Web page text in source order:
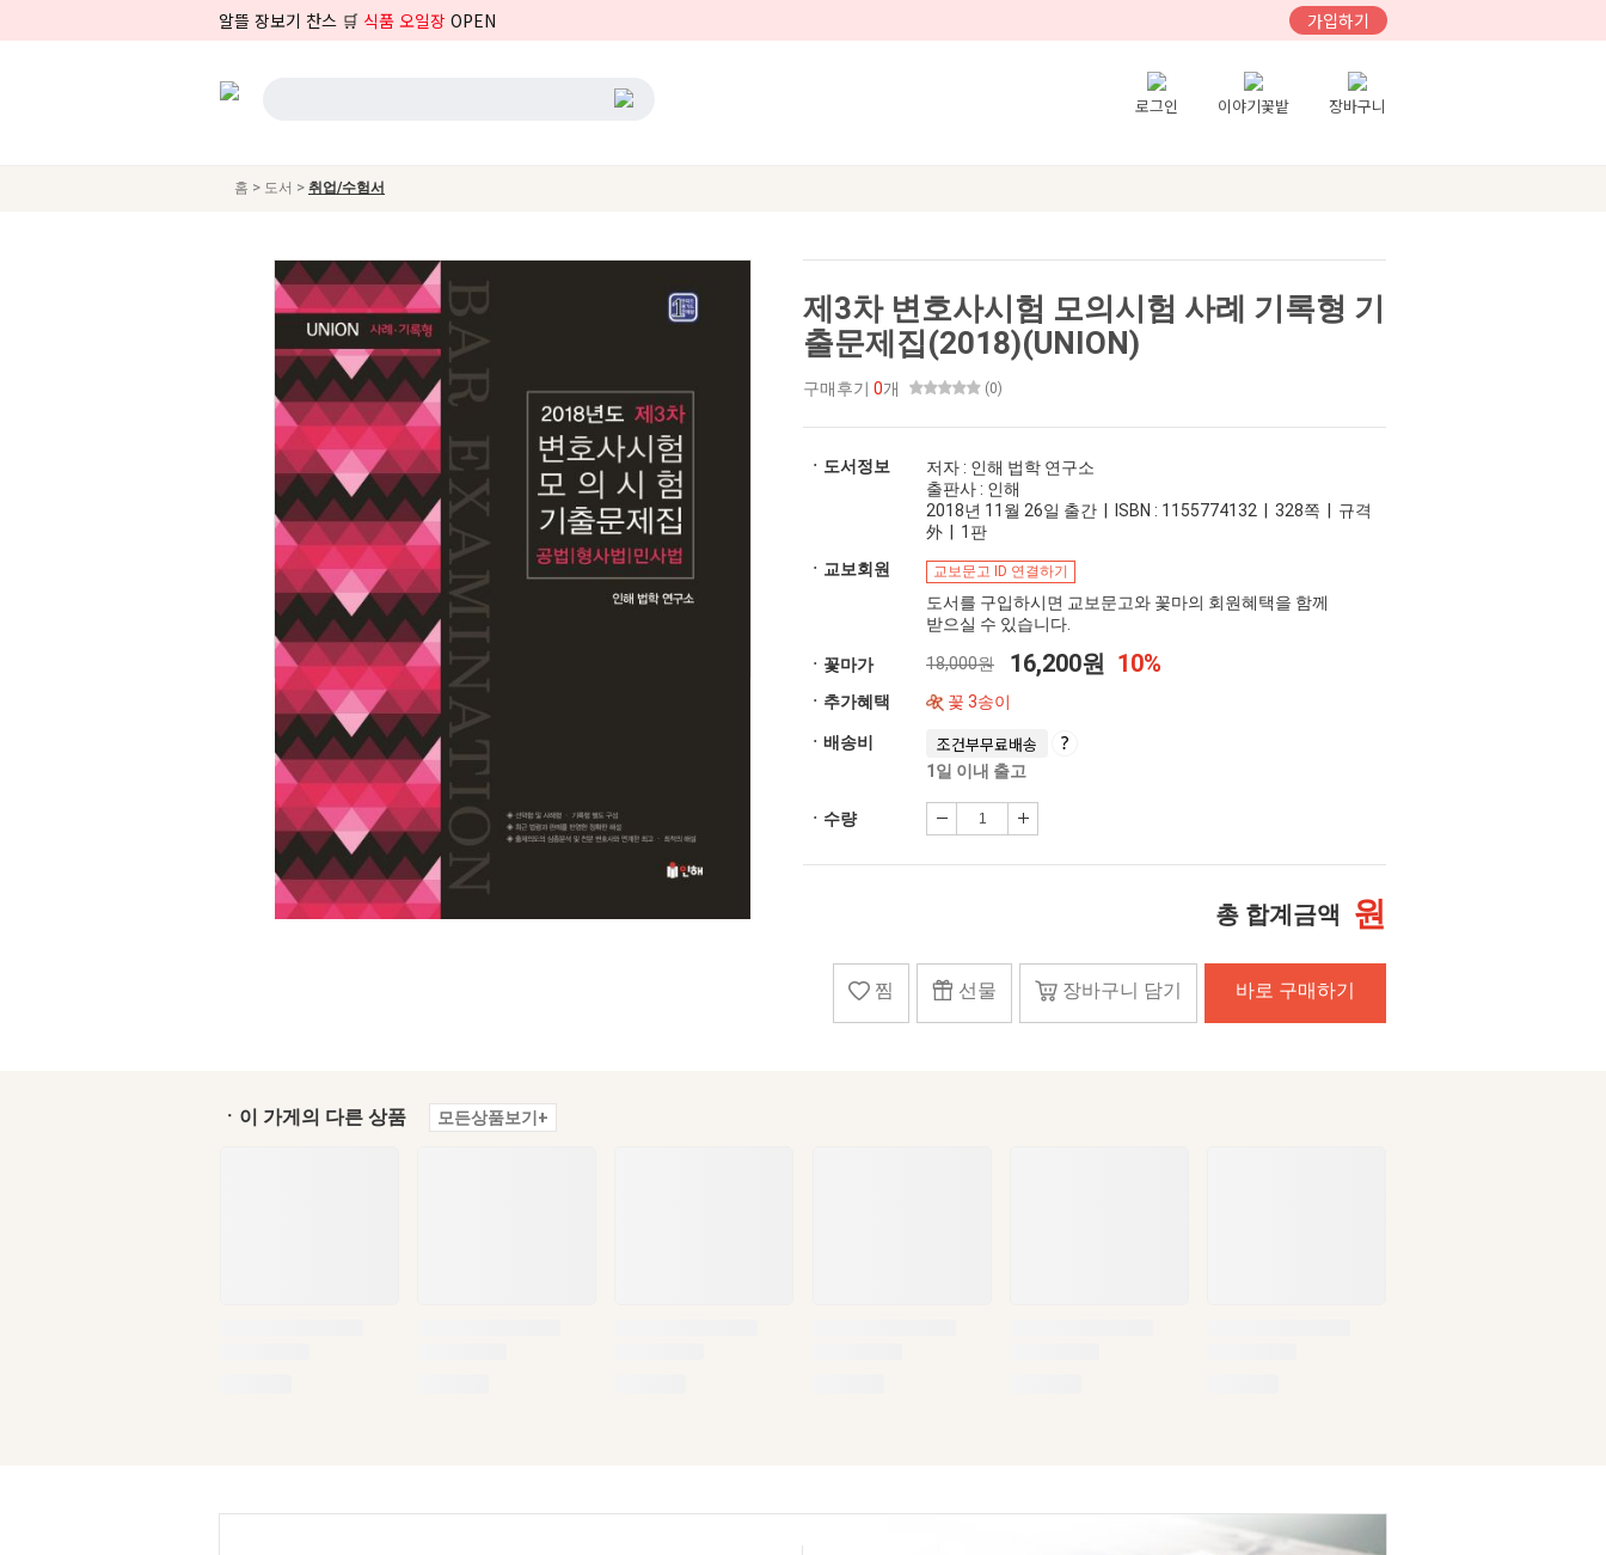
알뜰 장보기 찬스 🛒 식품 오일장 OPEN 가입하기
로그인 이야기꽃밭 장바구니
홈 > 도서 > 취업/수험서
제3차 변호사시험 모의시험 사례 기록형 기
출문제집(2018)(UNION)
구매후기 0개 (0)
ㆍ도서정보
저자 : 인해 법학 연구소
출판사 : 인해
2018년 11월 26일 출간 | ISBN : 1155774132 | 328쪽 | 규격
外 | 1판
ㆍ교보회원
교보문고 ID 연결하기
도서를 구입하시면 교보문고와 꽃마의 회원혜택을 함께
받으실 수 있습니다.
ㆍ꽃마가 18,000원 16,200원 10%
ㆍ추가혜택 꽃 3송이
ㆍ배송비 조건부무료배송
1일 이내 출고
ㆍ수량
총 합계금액 원
찜 선물 장바구니 담기 바로 구매하기
ㆍ이 가게의 다른 상품 모든상품보기+